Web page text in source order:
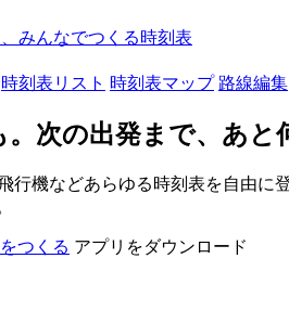
みんなでつくる時刻表
時刻表リスト 時刻表マップ 路線編集
次の出発まで、あと
行機などあらゆる時刻表を自由に
つくる アプリをダウンロード